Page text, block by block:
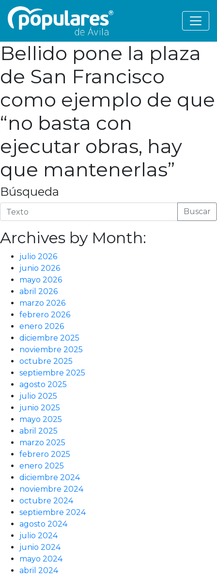
Bellido pone la plaza
de San Francisco
como ejemplo de que
“no basta con
ejecutar obras, hay
que mantenerlas”
Búsqueda
Buscar
Archives by Month:
julio 2026
junio 2026
mayo 2026
abril 2026
marzo 2026
febrero 2026
enero 2026
diciembre 2025
noviembre 2025
octubre 2025
septiembre 2025
agosto 2025
julio 2025
junio 2025
mayo 2025
abril 2025
marzo 2025
febrero 2025
enero 2025
diciembre 2024
noviembre 2024
octubre 2024
septiembre 2024
agosto 2024
julio 2024
junio 2024
mayo 2024
abril 2024